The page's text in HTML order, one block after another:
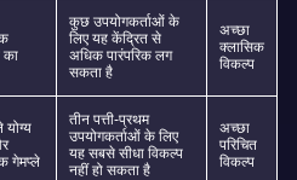
का
कुछ उपयोगकर्ताओं के
लिए यह केंद्रित से
अधिक पारंपरिक लग
सकता है
अच्छा
क्लासिक
विकल्प
योग्य
गेमप्ले
तीन पत्ती-प्रथम
उपयोगकर्ताओं के लिए
यह सबसे सीधा विकल्प
नहीं हो सकता है
अच्छा
परिचित
विकल्प